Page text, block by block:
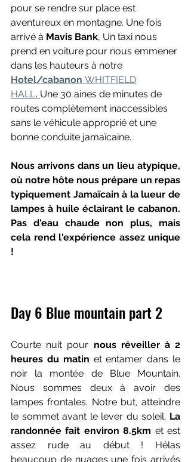
pour se rendre sur place est
aventureux en montagne. Une fois
arrivé à Mavis Bank, Un taxi nous
prend en voiture pour nous emmener
dans les hauteurs à notre
Hotel/cabanon WHITFIELD
HALL . Une 30 aines de minutes de
routes complètement inaccessibles
sans le véhicule approprié et une
bonne conduite jamaïcaine.
Nous arrivons dans un lieu atypique,
où notre hôte nous prépare un repas
typiquement Jamaïcain à la lueur de
lampes à huile éclairant le cabanon.
Pas d'eau chaude non plus, mais
cela rend l'expérience assez unique
!
Day 6 Blue mountain part 2
Courte nuit pour nous réveiller à 2
heures du matin et entamer dans le
noir la montée de Blue Mountain.
Nous sommes deux à avoir des
lampes frontales. Notre but, atteindre
le sommet avant le lever du soleil. La
randonnée fait environ 8.5km et est
assez rude au début ! Hélas
beaucoup de nuages une fois arrivés